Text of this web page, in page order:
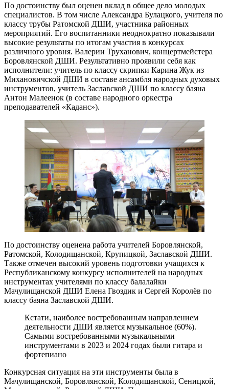
По достоинству был оценен вклад в общее дело молодых
специалистов. В том числе Александра Булацкого, учителя по
классу трубы Ратомской ДШИ, участника районных
мероприятий. Его воспитанники неоднократно показывали
высокие результаты по итогам участия в конкурсах
различного уровня. Валерии Труханович, концертмейстера
Боровлянской ДШИ. Результативно проявили себя как
исполнители: учитель по классу скрипки Карина Жук из
Михановичской ДШИ в составе ансамбля народных духовых
инструментов, учитель Заславской ДШИ по классу баяна
Антон Малеенок (в составе народного оркестра
преподавателей «Каданс»).
По достоинству оценена работа учителей Боровлянской,
Ратомской, Колодищанской, Крупицкой, Заславской ДШИ.
Также отмечен высокий уровень подготовки учащихся к
Республиканскому конкурсу исполнителей на народных
инструментах учителями по классу балалайки
Мачулищанской ДШИ Елена Гвоздик и Сергей Королёв по
классу баяна Заславской ДШИ.
Кстати, наиболее востребованным направлением
деятельности ДШИ является музыкальное (60%).
Самыми востребованными музыкальными
инструментами в 2023 и 2024 годах были гитара и
фортепиано
Конкурсная ситуация на эти инструменты была в
Мачулищанской, Боровлянской, Колодищанской, Сеницкой,